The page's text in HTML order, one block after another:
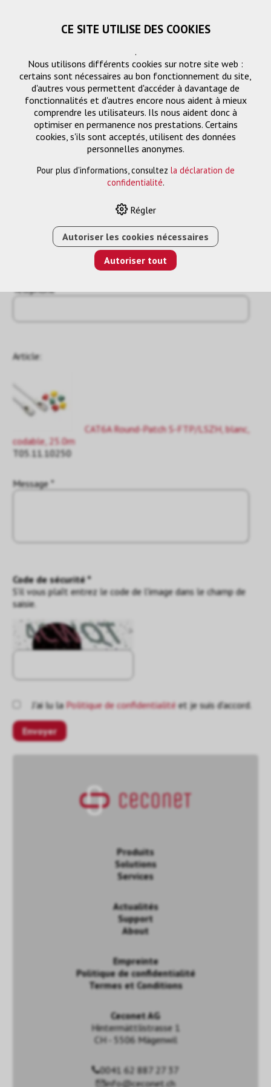
Demande
Nom ou entreprise *
Téléphone
Article:
CAT6A Round-Patch S-FTP/LSZH, blanc,
codable, 25.0m
T05.11.10250
Message *
Code de sécurité *
S'il vous plaît entrez le code de l'image dans le champ de
saisie.
J'ai lu laPolitique de confidentialitéet je suis d'accord.
Produits
Solutions
Services
Actualités
Support
About
Empreinte
Politique de confidentialité
Termes et Conditions
Ceconet AG
Hintermättlistrasse 1
CH - 5506 Mägenwil
0041 62 887 27 37
info@ceconet.ch
CE SITE UTILISE DES COOKIES
.
Nous utilisons différents cookies sur notre site web :
certains sont nécessaires au bon fonctionnement du site,
d'autres vous permettent d'accéder à davantage de
fonctionnalités et d'autres encore nous aident à mieux
comprendre les utilisateurs. Ils nous aident donc à
optimiser en permanence nos prestations. Certains
cookies, s'ils sont acceptés, utilisent des données
personnelles anonymes.
Pour plus d'informations, consultez la déclaration de
confidentialité.
Régler
Autoriser les cookies nécessaires
Autoriser tout